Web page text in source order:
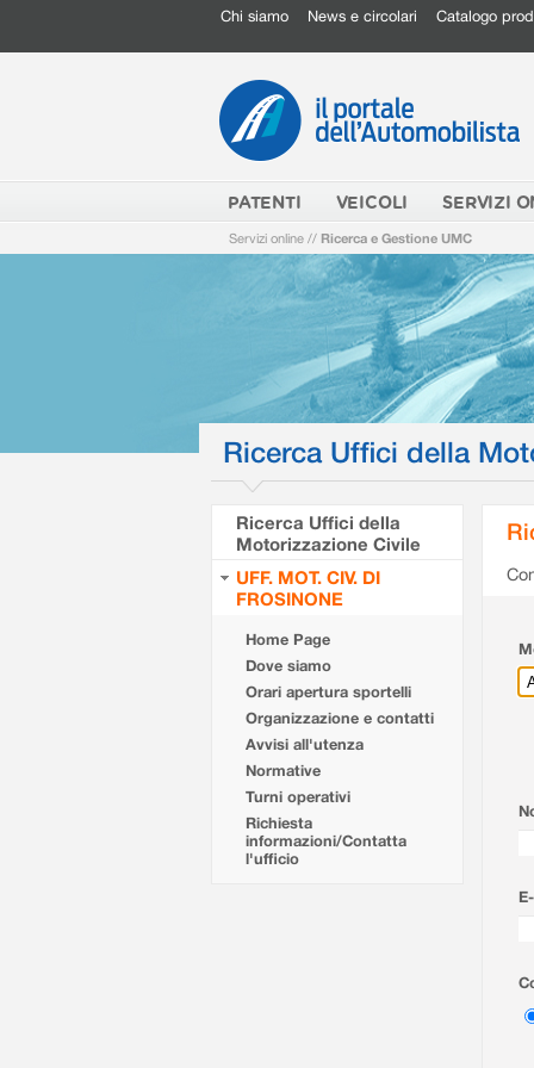
Chi siamo News e circolari Catalogo
PATENTI VEICOLI SERVIZI
Servizi online // Ricerca e Gestione UMC
Ricerca Uffici della
Ricerca Uffici della
Motorizzazione Civile
UFF. MOT. CIV. DI
FROSINONE
Home Page
Dove siamo
Orari apertura sportelli
Organizzazione e contatti
Avvisi all'utenza
Normative
Turni operativi
Richiesta
informazioni/Contatta
l'ufficio